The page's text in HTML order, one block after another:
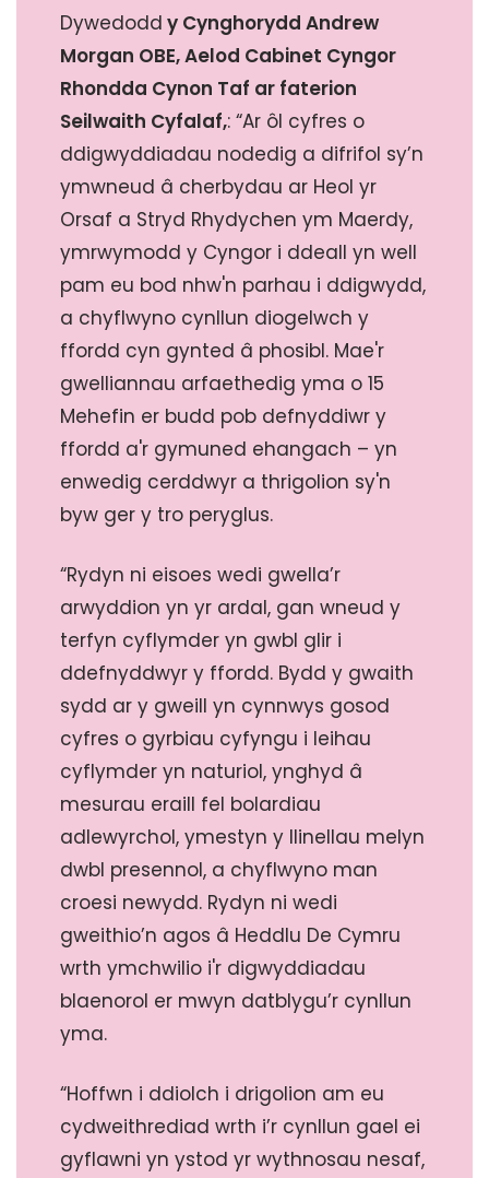
Dywedodd y Cynghorydd Andrew
Morgan OBE, Aelod Cabinet Cyngor
Rhondda Cynon Taf ar faterion
Seilwaith Cyfalaf,: “Ar ôl cyfres o
ddigwyddiadau nodedig a difrifol sy’n
ymwneud â cherbydau ar Heol yr
Orsaf a Stryd Rhydychen ym Maerdy,
ymrwymodd y Cyngor i ddeall yn well
pam eu bod nhw'n parhau i ddigwydd,
a chyflwyno cynllun diogelwch y
ffordd cyn gynted â phosibl. Mae'r
gwelliannau arfaethedig yma o 15
Mehefin er budd pob defnyddiwr y
ffordd a'r gymuned ehangach – yn
enwedig cerddwyr a thrigolion sy'n
byw ger y tro peryglus.
“Rydyn ni eisoes wedi gwella’r
arwyddion yn yr ardal, gan wneud y
terfyn cyflymder yn gwbl glir i
ddefnyddwyr y ffordd. Bydd y gwaith
sydd ar y gweill yn cynnwys gosod
cyfres o gyrbiau cyfyngu i leihau
cyflymder yn naturiol, ynghyd â
mesurau eraill fel bolardiau
adlewyrchol, ymestyn y llinellau melyn
dwbl presennol, a chyflwyno man
croesi newydd. Rydyn ni wedi
gweithio’n agos â Heddlu De Cymru
wrth ymchwilio i'r digwyddiadau
blaenorol er mwyn datblygu’r cynllun
yma.
“Hoffwn i ddiolch i drigolion am eu
cydweithrediad wrth i’r cynllun gael ei
gyflawni yn ystod yr wythnosau nesaf,